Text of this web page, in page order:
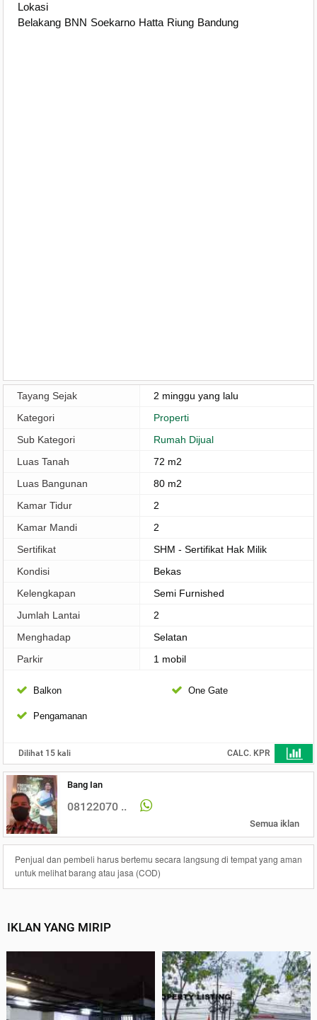
Lokasi
Belakang BNN Soekarno Hatta Riung Bandung
Tayang Sejak
2 minggu yang lalu
Kategori
Properti
Sub Kategori
Rumah Dijual
Luas Tanah
72 m2
Luas Bangunan
80 m2
Kamar Tidur
2
Kamar Mandi
2
Sertifikat
SHM - Sertifikat Hak Milik
Kondisi
Bekas
Kelengkapan
Semi Furnished
Jumlah Lantai
2
Menghadap
Selatan
Parkir
1 mobil
Balkon One Gate
Pengamanan
Dilihat 15 kali CALC. KPR
Bang Ian
08122070 ..
Semua iklan
Penjual dan pembeli harus bertemu secara langsung di tempat yang aman
untuk melihat barang atau jasa (COD)
IKLAN YANG MIRIP